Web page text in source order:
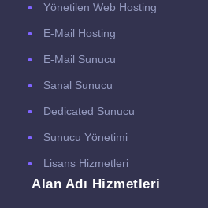
Yönetilen Web Hosting
E-Mail Hosting
E-Mail Sunucu
Sanal Sunucu
Dedicated Sunucu
Sunucu Yönetimi
Lisans Hizmetleri
Alan Adı Hizmetleri